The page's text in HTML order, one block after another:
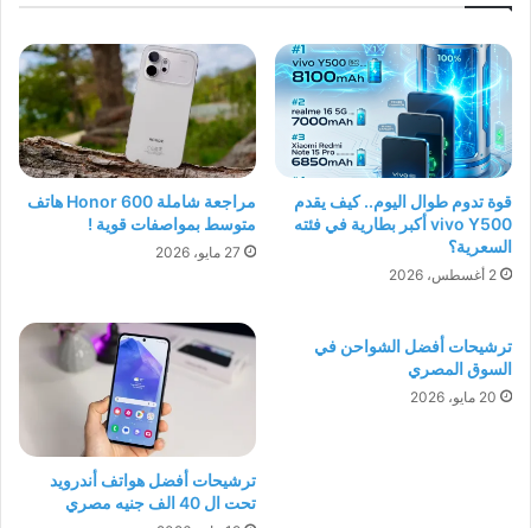
قوة تدوم طوال اليوم.. كيف يقدم
vivo Y500 أكبر بطارية في فئته
السعرية؟
2 أغسطس، 2026
مراجعة شاملة Honor 600 هاتف
متوسط بمواصفات قوية !
27 مايو، 2026
ترشيحات أفضل الشواحن في
السوق المصري
20 مايو، 2026
ترشيحات أفضل هواتف أندرويد
تحت ال 40 الف جنيه مصري